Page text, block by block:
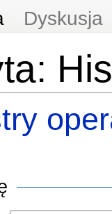
Dyskusja